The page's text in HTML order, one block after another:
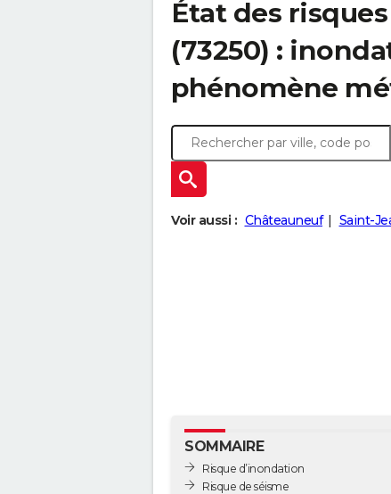
État des
(73250) :
phénomène
Voir aussi : Châteauneuf Saint-
SOMMAIRE
Risque d’inondation
Risque de séisme